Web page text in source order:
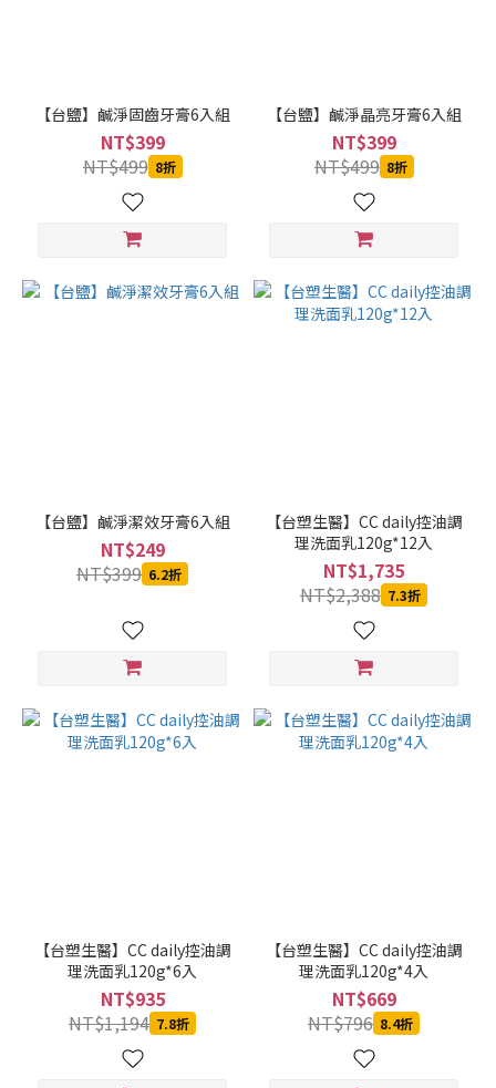
【台鹽】鹹淨固齒牙膏6入組
NT$399
NT$499 8折
【台鹽】鹹淨晶亮牙膏6入組
NT$399
NT$499 8折
【台鹽】鹹淨潔效牙膏6入組
NT$249
NT$399 6.2折
【台塑生醫】CC daily控油調
理洗面乳120g*12入
NT$1,735
NT$2,388 7.3折
【台塑生醫】CC daily控油調
理洗面乳120g*6入
NT$935
NT$1,194 7.8折
【台塑生醫】CC daily控油調
理洗面乳120g*4入
NT$669
NT$796 8.4折